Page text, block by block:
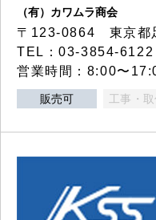
（有）カワムラ商会
〒123-0864 東京都
TEL：03-3854-
営業時間：8:00〜
販売可 工事・